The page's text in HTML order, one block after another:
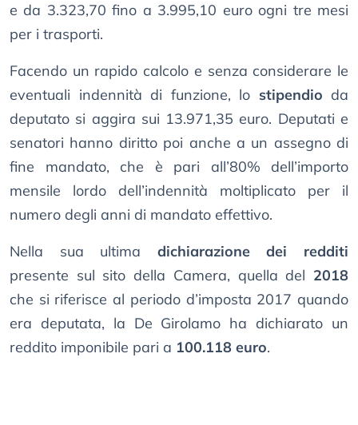
e da 3.323,70 fino a 3.995,10 euro ogni tre mesi
per i trasporti.
Facendo un rapido calcolo e senza considerare le
eventuali indennità di funzione, lo stipendio da
deputato si aggira sui 13.971,35 euro. Deputati e
senatori hanno diritto poi anche a un assegno di
fine mandato, che è pari all’80% dell’importo
mensile lordo dell’indennità moltiplicato per il
numero degli anni di mandato effettivo.
Nella sua ultima dichiarazione dei redditi
presente sul sito della Camera, quella del 2018
che si riferisce al periodo d’imposta 2017 quando
era deputata, la De Girolamo ha dichiarato un
reddito imponibile pari a 100.118 euro.